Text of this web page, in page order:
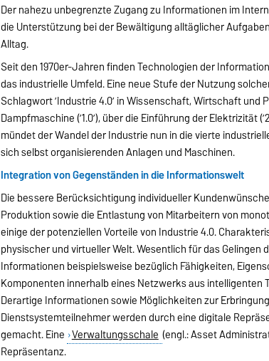
Der nahezu unbegrenzte Zugang zu Informationen im
die Unterstützung bei der Bewältigung alltäglicher
Alltag.
Seit den 1970er-Jahren finden Technologien der
das industrielle Umfeld. Eine neue Stufe der Nutzung
Schlagwort ’Industrie 4.0’ in Wissenschaft, Wirtschaft
Dampfmaschine (’1.0’), über die Einführung der Elektrizität
mündet der Wandel der Industrie nun in die vierte
sich selbst organisierenden Anlagen und Maschinen.
Integration von Gegenständen in die Informationswelt
Die bessere Berücksichtigung individueller
Produktion sowie die Entlastung von Mitarbeitern von
einige der potenziellen Vorteile von Industrie 4.0.
physischer und virtueller Welt. Wesentlich für das Gelingen
Informationen beispielsweise bezüglich Fähigkeiten,
Komponenten innerhalb eines Netzwerks aus intelligenten
Derartige Informationen sowie Möglichkeiten zur
Dienstsystemteilnehmer werden durch eine digitale
gemacht. Eine Verwaltungsschale (engl.: Asset
Repräsentanz.